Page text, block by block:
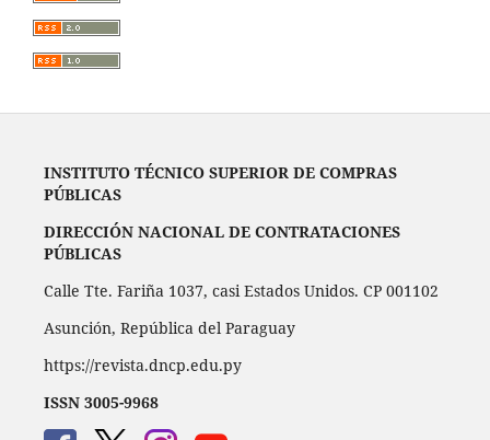
INSTITUTO TÉCNICO SUPERIOR DE COMPRAS
PÚBLICAS
DIRECCIÓN NACIONAL DE CONTRATACIONES
PÚBLICAS
Calle Tte. Fariña 1037, casi Estados Unidos. CP 001102
Asunción, República del Paraguay
https://revista.dncp.edu.py
ISSN 3005-9968